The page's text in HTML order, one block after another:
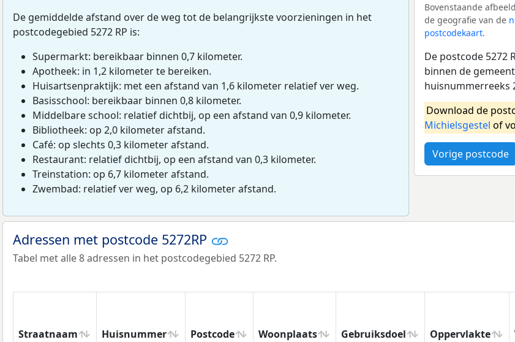
De gemiddelde afstand over de weg tot de belangrijkste voorzieningen in het
postcodegebied 5272 RP is:
Supermarkt: bereikbaar binnen 0,7 kilometer.
Apotheek: in 1,2 kilometer te bereiken.
Huisartsenpraktijk: met een afstand van 1,6 kilometer relatief ver weg.
Basisschool: bereikbaar binnen 0,8 kilometer.
Middelbare school: relatief dichtbij, op een afstand van 0,9 kilometer.
Bibliotheek: op 2,0 kilometer afstand.
Café: op slechts 0,3 kilometer afstand.
Restaurant: relatief dichtbij, op een afstand van 0,3 kilometer.
Treinstation: op 6,7 kilometer afstand.
Zwembad: relatief ver weg, op 6,2 kilometer afstand.
Bovenstaande
de geografie van de
postcodekaart.
De postcode 5272
binnen de
huisnummerreeks
Download de
Michielsgestel of
Vorige postcode
Adressen met postcode 5272RP
Tabel met alle 8 adressen in het postcodegebied 5272 RP.
Straatnaam Huisnummer Postcode Woonplaats Gebruiksdoel Oppervlakte